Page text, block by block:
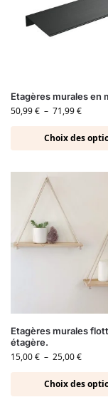
Etagères murales en
50,99€ – 71,99€
Choix des
Etagères murales
étagère.
15,00€ – 25,00€
Choix des